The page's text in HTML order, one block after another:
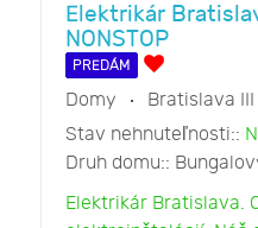
Elektrikár
NONSTOP
PREDÁM
Domy
Bratislava III
Stav nehnuteľnosti::
Druh domu::
Elektrikár Bratislava.